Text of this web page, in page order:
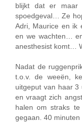
blijkt dat er maar
spoedgeval… Ze
Adri, Maurice en ik
en we wachten…
anesthesist komt…
Nadat de
t.o.v. de weeën,
uitgeput van haar 3
en vraagt zich
halen om straks
gegaan. 40